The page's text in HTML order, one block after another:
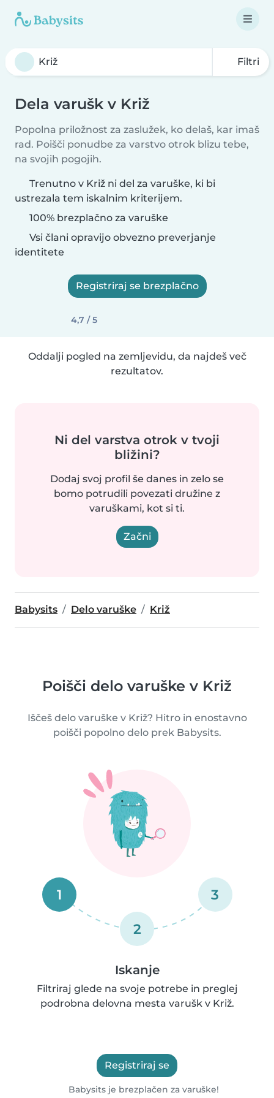
Filtri
Dela varušk v Križ
Popolna priložnost za zaslužek, ko delaš, kar imaš
rad. Poišči ponudbe za varstvo otrok blizu tebe,
na svojih pogojih.
Trenutno v Križ ni del za varuške, ki bi
ustrezala tem iskalnim kriterijem.
100% brezplačno za varuške
Vsi člani opravijo obvezno preverjanje
identitete
Registriraj se brezplačno
4,7 / 5
Oddalji pogled na zemljevidu, da najdeš več
rezultatov.
Ni del varstva otrok v tvoji
bližini?
Dodaj svoj profil še danes in zelo se
bomo potrudili povezati družine z
varuškami, kot si ti.
Začni
Babysits Delo varuške Križ
Poišči delo varuške v Križ
Iščeš delo varuške v Križ? Hitro in enostavno
poišči popolno delo prek Babysits.
1
2
3
Iskanje
Filtriraj glede na svoje potrebe in preglej
podrobna delovna mesta varušk v Križ.
Registriraj se
Babysits je brezplačen za varuške!